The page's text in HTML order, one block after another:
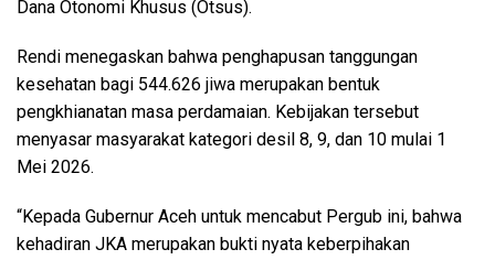
Dana Otonomi Khusus (Otsus).
Rendi menegaskan bahwa penghapusan tanggungan
kesehatan bagi 544.626 jiwa merupakan bentuk
pengkhianatan masa perdamaian. Kebijakan tersebut
menyasar masyarakat kategori desil 8, 9, dan 10 mulai 1
Mei 2026.
“Kepada Gubernur Aceh untuk mencabut Pergub ini, bahwa
kehadiran JKA merupakan bukti nyata keberpihakan